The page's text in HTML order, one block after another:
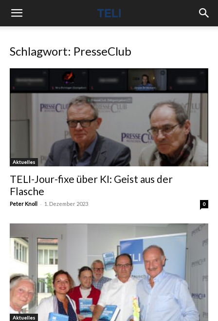
Schlagwort: PresseClub
Aktuelles
TELI-Jour-fixe über KI: Geist aus der
Flasche
Peter Knoll - 1. Dezember 2023 0
Aktuelles